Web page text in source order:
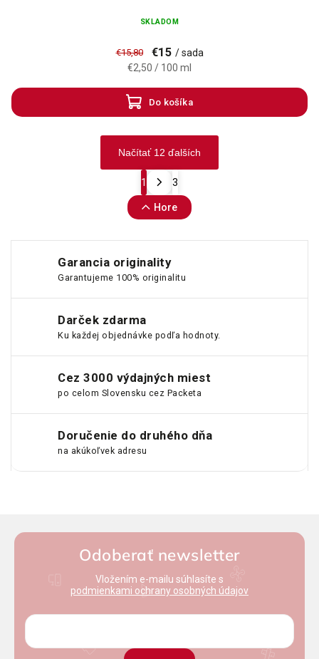
SKLADOM
€15,80 €15 / sada
€2,50 / 100 ml
Do košíka
Načítať 12 ďalších
1 3
Hore
Garancia originality
Garantujeme 100% originalitu
Darček zdarma
Ku každej objednávke podľa hodnoty.
Cez 3000 výdajných miest
po celom Slovensku cez Packeta
Doručenie do druhého dňa
na akúkoľvek adresu
Odoberať newsletter
Vložením e-mailu súhlasíte s
podmienkami ochrany osobných údajov